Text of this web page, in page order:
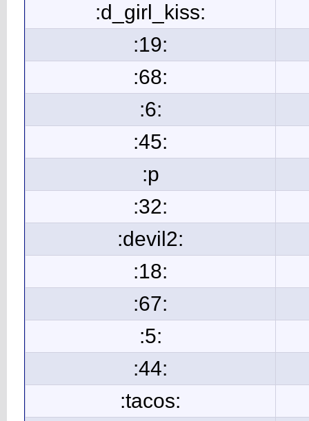
:d_girl_kiss:
:19:
:68:
:6:
:45:
:p
:32:
:devil2:
:18:
:67:
:5:
:44:
:tacos: